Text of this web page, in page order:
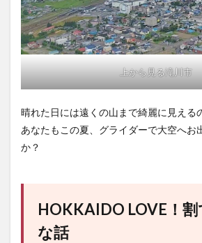
上から見る滝川市
晴れた日には遠くの山まで綺麗に見える
あなたもこの夏、グライダーで大空へお
か？
HOKKAIDO LOVE！割
な話